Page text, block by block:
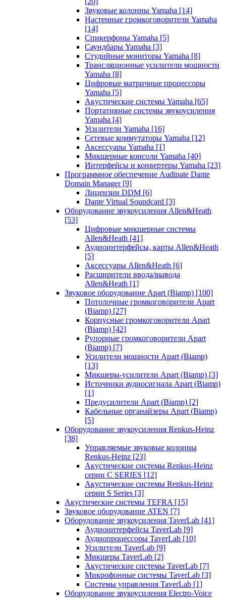
Звуковые колонны Yamaha [14]
Настенные громкоговорители Yamaha
[14]
Спикерфоны Yamaha [5]
Саундбары Yamaha [3]
Студийные мониторы Yamaha [8]
Трансляционные усилители мощности
Yamaha [8]
Цифровые матричные процессоры
Yamaha [5]
Акустические системы Yamaha [65]
Портативные системы звукоусиления
Yamaha [4]
Усилители Yamaha [16]
Сетевые коммутаторы Yamaha [12]
Аксессуары Yamaha [1]
Микшерные консоли Yamaha [40]
Интерфейсы и конвертеры Yamaha [23]
Программное обеспечение Audinate Dante
Domain Manager [9]
Лицензии DDM [6]
Dante Virtual Soundcard [3]
Оборудование звукоусиления Allen&Heath
[53]
Цифровые микшерные системы
Allen&Heath [41]
Аудиоинтерфейсы, карты Allen&Heath
[5]
Аксессуары Allen&Heath [6]
Расширители ввода/вывода
Allen&Heath [1]
Звуковое оборудование Apart (Biamp) [100]
Потолочные громкоговорители Apart
(Biamp) [27]
Корпусные громкоговорители Apart
(Biamp) [42]
Рупорные громкоговорители Apart
(Biamp) [7]
Усилители мощности Apart (Biamp)
[13]
Микшеры-усилители Apart (Biamp) [3]
Источники аудиосигнала Apart (Biamp)
[1]
Предусилители Apart (Biamp) [2]
Кабельные органайзеры Apart (Biamp)
[5]
Оборудование звукоусиления Renkus-Heinz
[38]
Управляемые звуковые колонны
Renkus-Heinz [23]
Акустические системы Renkus-Heinz
серии C SERIES [12]
Акустические системы Renkus-Heinz
серии S Series [3]
Акустические системы TEFRA [15]
Звуковое оборудование ATEN [7]
Оборудование звукоусиления TaverLab [41]
Аудиоинтерфейсы TaverLab [9]
Аудиопроцессоры TaverLab [10]
Усилители TaverLab [9]
Микшеры TaverLab [2]
Акустические системы TaverLab [7]
Микрофонные системы TaverLab [3]
Системы управления TaverLab [1]
Оборудование звукоусиления Electro-Voice